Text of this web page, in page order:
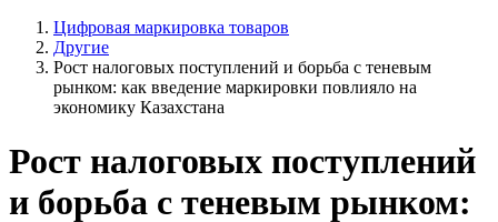
Цифровая маркировка товаров
Другие
Рост налоговых поступлений и борьба с теневым
рынком: как введение маркировки повлияло на
экономику Казахстана
Рост налоговых поступлений
и борьба с теневым рынком: